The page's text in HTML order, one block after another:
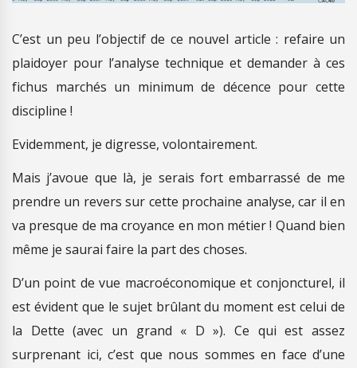
C’est un peu l’objectif de ce nouvel article : refaire un
plaidoyer pour l’analyse technique et demander à ces
fichus marchés un minimum de décence pour cette
discipline !
Evidemment, je digresse, volontairement.
Mais j’avoue que là, je serais fort embarrassé de me
prendre un revers sur cette prochaine analyse, car il en
va presque de ma croyance en mon métier ! Quand bien
même je saurai faire la part des choses.
D’un point de vue macroéconomique et conjoncturel, il
est évident que le sujet brûlant du moment est celui de
la Dette (avec un grand « D »). Ce qui est assez
surprenant ici, c’est que nous sommes en face d’une